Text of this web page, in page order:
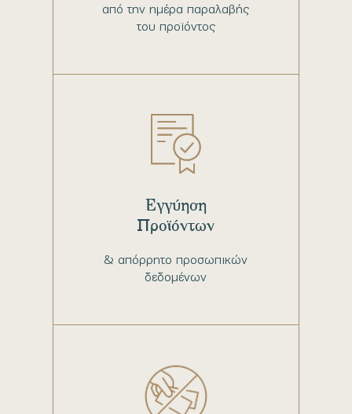
από την ημέρα παραλαβής
του προϊόντος
& απόρρητο προσωπικών
δεδομένων
Εγγύηση
Προϊόντων